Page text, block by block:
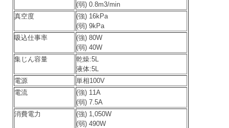
(弱) 0.8m3/min
真空度
(強) 16kPa
(弱) 9kPa
吸込仕事率
(強) 80W
(弱) 40W
集じん容量
乾燥:5L
液体:5L
電源
単相100V
電流
(強) 11A
(弱) 7.5A
消費電力
(強) 1,050W
(弱) 490W